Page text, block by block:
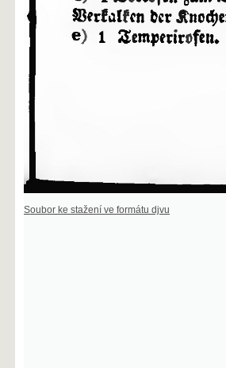
Soubor ke stažení ve formátu djvu